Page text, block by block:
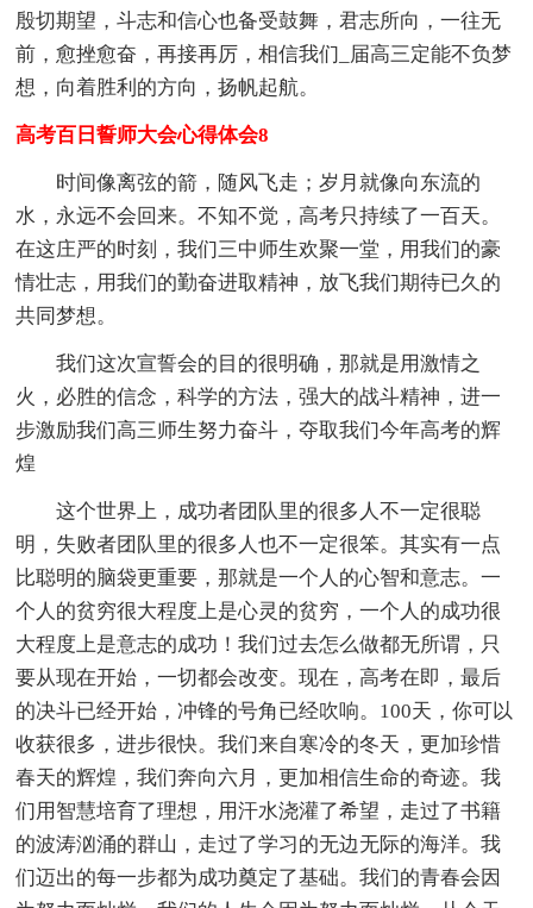
殷切期望，斗志和信心也备受鼓舞，君志所向，一往无
前，愈挫愈奋，再接再厉，相信我们_届高三定能不负梦
想，向着胜利的方向，扬帆起航。
高考百日誓师大会心得体会8
时间像离弦的箭，随风飞走；岁月就像向东流的
水，永远不会回来。不知不觉，高考只持续了一百天。
在这庄严的时刻，我们三中师生欢聚一堂，用我们的豪
情壮志，用我们的勤奋进取精神，放飞我们期待已久的
共同梦想。
我们这次宣誓会的目的很明确，那就是用激情之
火，必胜的信念，科学的方法，强大的战斗精神，进一
步激励我们高三师生努力奋斗，夺取我们今年高考的辉
煌
这个世界上，成功者团队里的很多人不一定很聪
明，失败者团队里的很多人也不一定很笨。其实有一点
比聪明的脑袋更重要，那就是一个人的心智和意志。一
个人的贫穷很大程度上是心灵的贫穷，一个人的成功很
大程度上是意志的成功！我们过去怎么做都无所谓，只
要从现在开始，一切都会改变。现在，高考在即，最后
的决斗已经开始，冲锋的号角已经吹响。100天，你可以
收获很多，进步很快。我们来自寒冷的冬天，更加珍惜
春天的辉煌，我们奔向六月，更加相信生命的奇迹。我
们用智慧培育了理想，用汗水浇灌了希望，走过了书籍
的波涛汹涌的群山，走过了学习的无边无际的海洋。我
们迈出的每一步都为成功奠定了基础。我们的青春会因